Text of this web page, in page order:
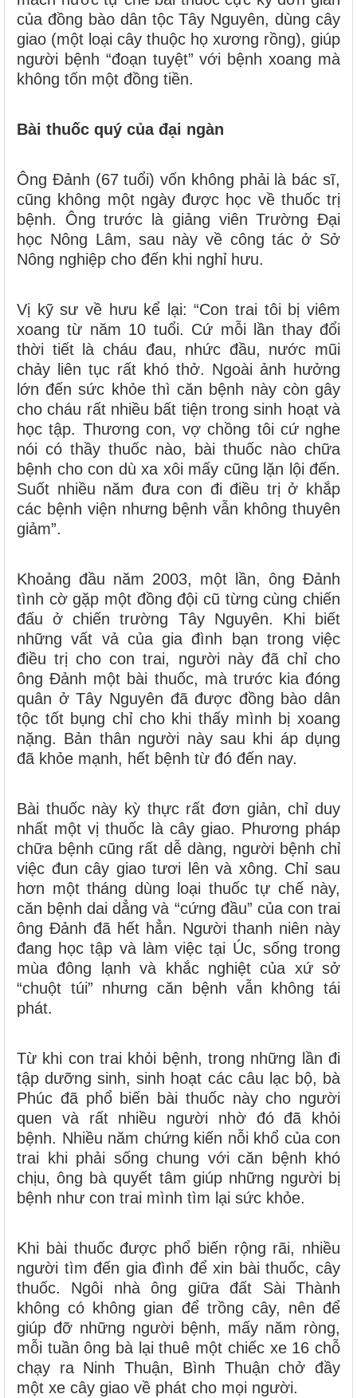
của đồng bào dân tộc Tây Nguyên, dùng cây
giao (một loại cây thuộc họ xương rồng), giúp
người bệnh “đoạn tuyệt” với bệnh xoang mà
không tốn một đồng tiền.
Bài thuốc quý của đại ngàn
Ông Đảnh (67 tuổi) vốn không phải là bác sĩ,
cũng không một ngày được học về thuốc trị
bệnh. Ông trước là giảng viên Trường Đại
học Nông Lâm, sau này về công tác ở Sở
Nông nghiệp cho đến khi nghỉ hưu.
Vị kỹ sư về hưu kể lại: “Con trai tôi bị viêm
xoang từ năm 10 tuổi. Cứ mỗi lần thay đổi
thời tiết là cháu đau, nhức đầu, nước mũi
chảy liên tục rất khó thở. Ngoài ảnh hưởng
lớn đến sức khỏe thì căn bệnh này còn gây
cho cháu rất nhiều bất tiện trong sinh hoạt và
học tập. Thương con, vợ chồng tôi cứ nghe
nói có thầy thuốc nào, bài thuốc nào chữa
bệnh cho con dù xa xôi mấy cũng lặn lội đến.
Suốt nhiều năm đưa con đi điều trị ở khắp
các bệnh viện nhưng bệnh vẫn không thuyên
giảm”.
Khoảng đầu năm 2003, một lần, ông Đảnh
tình cờ gặp một đồng đội cũ từng cùng chiến
đấu ở chiến trường Tây Nguyên. Khi biết
những vất vả của gia đình bạn trong việc
điều trị cho con trai, người này đã chỉ cho
ông Đảnh một bài thuốc, mà trước kia đóng
quân ở Tây Nguyên đã được đồng bào dân
tộc tốt bụng chỉ cho khi thấy mình bị xoang
nặng. Bản thân người này sau khi áp dụng
đã khỏe mạnh, hết bệnh từ đó đến nay.
Bài thuốc này kỳ thực rất đơn giản, chỉ duy
nhất một vị thuốc là cây giao. Phương pháp
chữa bệnh cũng rất dễ dàng, người bệnh chỉ
việc đun cây giao tươi lên và xông. Chỉ sau
hơn một tháng dùng loại thuốc tự chế này,
căn bệnh dai dẳng và “cứng đầu” của con trai
ông Đảnh đã hết hẳn. Người thanh niên này
đang học tập và làm việc tại Úc, sống trong
mùa đông lạnh và khắc nghiệt của xứ sở
“chuột túi” nhưng căn bệnh vẫn không tái
phát.
Từ khi con trai khỏi bệnh, trong những lần đi
tập dưỡng sinh, sinh hoạt các câu lạc bộ, bà
Phúc đã phổ biến bài thuốc này cho người
quen và rất nhiều người nhờ đó đã khỏi
bệnh. Nhiều năm chứng kiến nỗi khổ của con
trai khi phải sống chung với căn bệnh khó
chịu, ông bà quyết tâm giúp những người bị
bệnh như con trai mình tìm lại sức khỏe.
Khi bài thuốc được phổ biến rộng rãi, nhiều
người tìm đến gia đình để xin bài thuốc, cây
thuốc. Ngôi nhà ông giữa đất Sài Thành
không có không gian để trồng cây, nên để
giúp đỡ những người bệnh, mấy năm ròng,
mỗi tuần ông bà lại thuê một chiếc xe 16 chỗ
chạy ra Ninh Thuận, Bình Thuận chở đầy
một xe cây giao về phát cho mọi người.